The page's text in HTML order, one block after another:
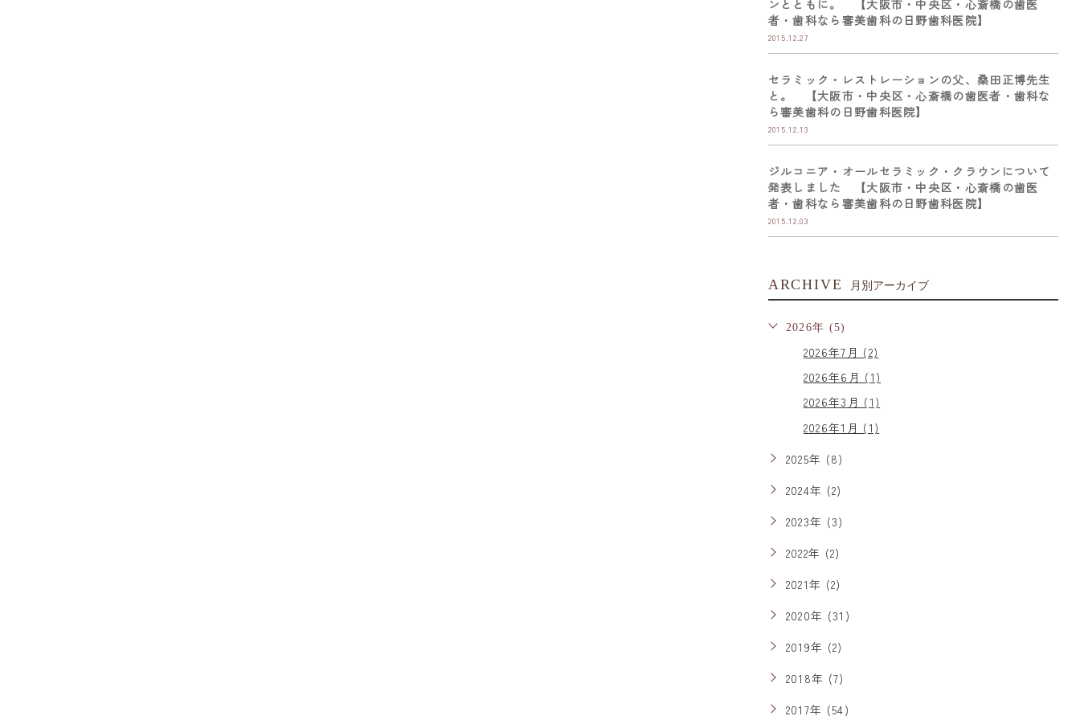
ンとともに。 【大阪市・中央区・心斎橋の歯医
者・歯科なら審美歯科の日野歯科医院】
2015.12.27
セラミック・レストレーションの父、桑田正博先生
と。 【大阪市・中央区・心斎橋の歯医者・歯科な
ら審美歯科の日野歯科医院】
2015.12.13
ジルコニア・オールセラミック・クラウンについて
発表しました 【大阪市・中央区・心斎橋の歯医
者・歯科なら審美歯科の日野歯科医院】
2015.12.03
ARCHIVE 月別アーカイブ
2026年 (5)
2026年7月 (2)
2026年6月 (1)
2026年3月 (1)
2026年1月 (1)
2025年 (8)
2024年 (2)
2023年 (3)
2022年 (2)
2021年 (2)
2020年 (31)
2019年 (2)
2018年 (7)
2017年 (54)